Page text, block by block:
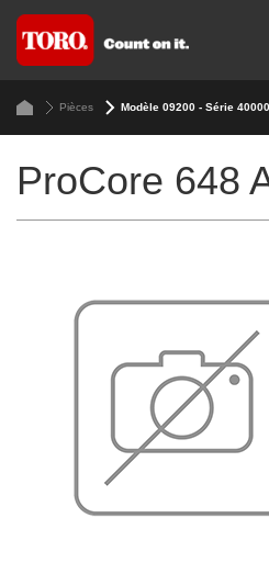
Pièces Modèle 09200 - Série
ProCore 648